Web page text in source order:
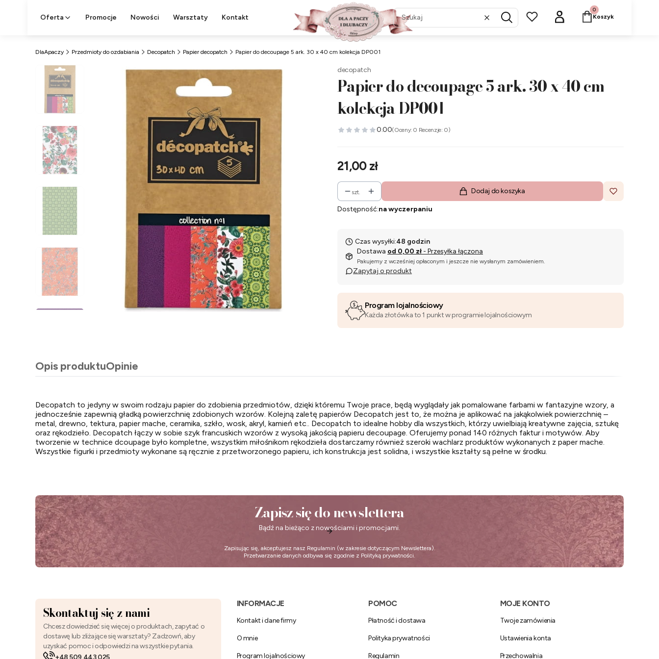
Oferta Promocje Nowości Warsztaty Kontakt WyczyśćSzukaj
Produkty w koszyku:
Koszyk
DlaApaczy Przedmioty do ozdabiania Decopatch Papier decopatch Papier do decoupage 5 ark. 30 x 40 cm kolekcja DP001
decopatch
Papier do decoupage 5 ark. 30 x 40 cm
kolekcja DP001
0.00(Oceny: 0 Recenzje: 0)
Cena
21,00 zł
szt. Dodaj do koszyka
Dostępność:na wyczerpaniu
Czas wysyłki:48 godzin
Dostawa od 0,00 zł - Przesyłka łączona
Pakujemy z wcześniej opłaconym i jeszcze nie wysłanym zamówieniem.
Zapytaj o produkt
Program lojalnościowy
Każda złotówka to 1 punkt w programie lojalnościowym
Opis produktuOpinie
Decopatch to jedyny w swoim rodzaju papier do zdobienia przedmiotów, dzięki któremu Twoje prace, będą wyglądały jak pomalowane farbami w fantazyjne wzory, a
jednocześnie zapewnią gładką powierzchnię zdobionych wzorów. Kolejną zaletę papierów Decopatch jest to, że można je aplikować na jakąkolwiek powierzchnię –
metal, drewno, tektura, papier mache, ceramika, szkło, wosk, akryl, kamień etc.. Decopatch to idealne hobby dla wszystkich, którzy uwielbiają kreatywne zajęcia, sztukę
oraz rękodzieło. Decopatch łączy w sobie szyk francuskich wzorów z wysoką jakością papieru decoupage. Oferujemy ponad 140 różnych faktur i motywów. Aby
tworzenie w technice dcoupage było kompletne, wszystkim miłośnikom rękodzieła dostarczamy również szeroki wachlarz produktów wykonanych z paper mache.
Wszystkie figurki i przedmioty wykonane są ręcznie z przetworzonego papieru, ich konstrukcja jest solidna, i wszystkie kształty są pełne w środku.
Zapisz się do newslettera
Bądź na bieżąco z nowościami i promocjami.
Zapisując się, akceptujesz nasz Regulamin (w zakresie dotyczącym Newslettera).
Przetwarzanie danych odbywa się zgodnie z Polityką prywatności.
Skontaktuj się z nami
Chcesz dowiedzieć się więcej o produktach, zapytać o
dostawę lub zliżające się warsztaty? Zadzowń, aby
uzyskać pomoc i odpowiedzi na wszystkie pytania.
+48 509 443 025
Linki w stopce
INFORMACJE
Kontakt i dane firmy
O mnie
Program lojalnościowy
POMOC
Płatność i dostawa
Polityka prywatności
Regulamin
MOJE KONTO
Twoje zamówienia
Ustawienia konta
Przechowalnia